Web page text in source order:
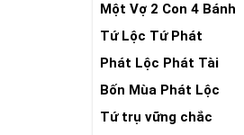
Một Vợ 2 Con 4 Bánh
Tứ Lộc Tứ Phát
Phát Lộc Phát Tài
Bốn Mùa Phát Lộc
Tứ trụ vững chắc